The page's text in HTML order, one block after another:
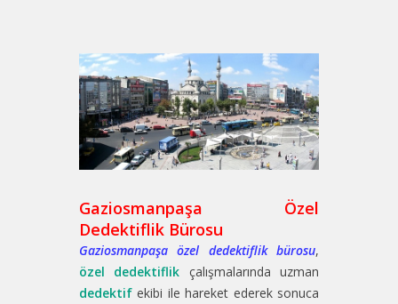
Gaziosmanpaşa Özel
Dedektiflik Bürosu
Gaziosmanpaşa özel dedektiflik bürosu,
özel dedektiflik çalışmalarında uzman
dedektif ekibi ile hareket ederek sonuca